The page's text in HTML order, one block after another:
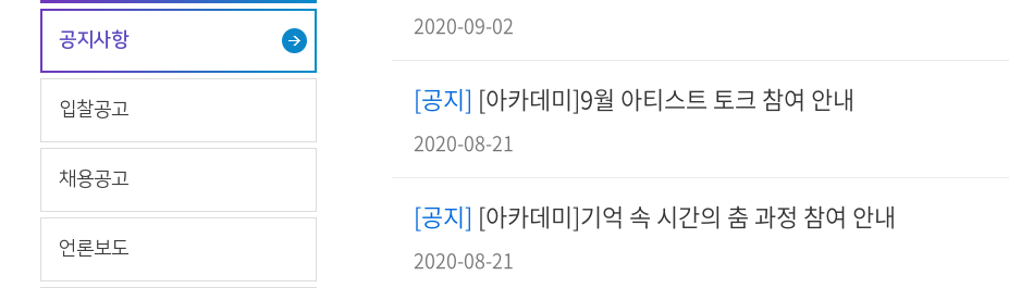
공지사항
입찰공고
채용공고
언론보도
2020-09-02
[공지] [아카데미]9월 아티스트 토크 참여 안내
2020-08-21
[공지] [아카데미]기억 속 시간의 춤 과정 참여 안내
2020-08-21